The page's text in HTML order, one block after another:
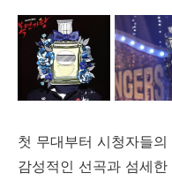
첫 무대부터 시청자들의
감성적인 선곡과 섬세한